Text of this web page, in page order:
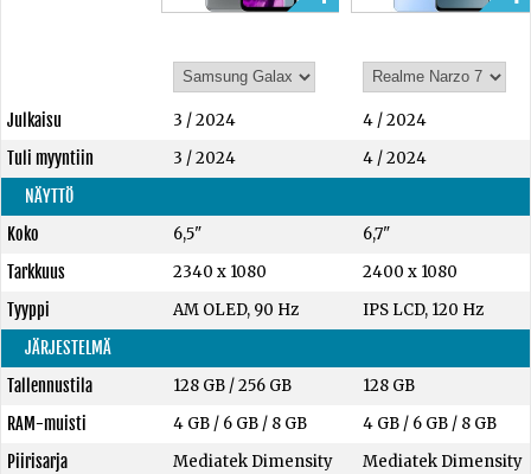
Julkaisu 3 / 2024
4 / 2024
Tuli myyntiin
3 / 2024
4 / 2024
NÄYTTÖ
Koko
6,5"
6,7"
Tarkkuus
2340 x 1080
2400 x 1080
Tyyppi
AM OLED, 90 Hz
IPS LCD, 120 Hz
JÄRJESTELMÄ
Tallennustila
128 GB/256 GB
128 GB
RAM-muisti
4 GB/ 6 GB/ 8 GB 4 GB / 6 GB / 8 GB
Piirisarja
Mediatek Dimensity
Mediatek Dimensity